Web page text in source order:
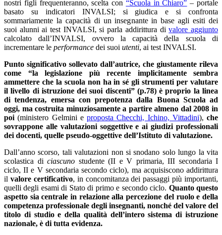
nostri figli frequenteranno, scelta con “Scuola in Chiaro” – portale
basato su indicatori INVALSI; si giudica e si confronta
sommariamente la capacità di un insegnante in base agli esiti dei
suoi alunni ai test INVALSI, si parla addirittura divalore aggiunto
calcolato dall’INVALSI, ovvero la capacità della scuola di
incrementare le performance dei suoi utenti, ai test INVALSI.
Punto significativo sollevato dall’autrice, che giustamente rileva
come “la legislazione più recente implicitamente sembra
ammettere che la scuola non ha in sé gli strumenti per valutare
il livello di istruzione dei suoi discenti” (p.78) è proprio la linea
di tendenza, emersa con prepotenza dalla Buona Scuola ad
oggi, ma costruita minuziosamente a partire almeno dal 2008 in
poi (ministero Gelmini e proposta Checchi, Ichino, Vittadini), che
sovrappone alle valutazioni soggettive e ai giudizi professionali
dei docenti, quelle pseudo-oggettive dell’Istituto di valutazione.
Dall’anno scorso, tali valutazioni non si snodano solo lungo la vita
scolastica di ciascuno studente (II e V primaria, III secondaria I
ciclo, II e V secondaria secondo ciclo), ma acquisiscono addirittura
il valore certificativo, in concomitanza dei passaggi più importanti,
quelli degli esami di Stato di primo e secondo ciclo. Quanto questo
aspetto sia centrale in relazione alla percezione del ruolo e della
competenza professionale degli insegnanti, nonché del valore del
titolo di studio e della qualità dell’intero sistema di istruzione
nazionale, è di tutta evidenza.